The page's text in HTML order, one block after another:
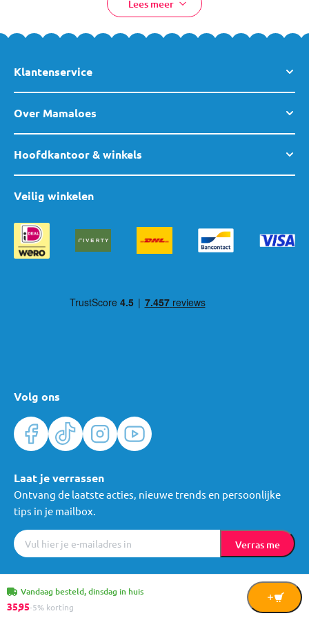
Katoen
Lees meer
Vandaag besteld, dinsdag in huis
35,95-5% korting
In
Klantenservice
Over Mamaloes
Hoofdkantoor & winkels
Volg ons
Veilig winkelen
Laat je verrassen
Ontvang de laatste acties, nieuwe trends en persoonlijke
tips in je mailbox.
Verras me
Algemene voorwaarden Cookies © Mama Loes & Kids B.V.